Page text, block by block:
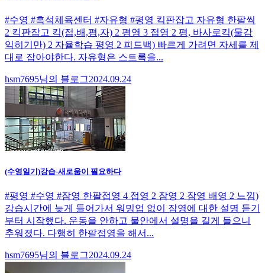
#수영 #흑석체육센터 #자유형 #평영 킥판잡고 자유형 한팔씩
2 킥판잡고 킥(접,배,평,자) 2 평영 3 접영 2 평, 바사로킥(물감
익히기만) 2 자율학습 평영 2 피드백) 빠르게 가려면 자세를 제
대로 잡아야한다. 자유형은 스트록을...
hsm7695님의 블로그2024.09.24
(수영일기)강습-새로움이 필요하다
#평영 #수영 #잠영 한팔접영 4 접영 2 잠영 2 잠영 배영 2 느낌)
강습시간에 늦게 들어가서 워밍업 없이 잠영에 대한 설명 듣기
부터 시작했다. 운동을 안하고 물안에서 설명을 길게 들으니
추워졌다. 다행히 한팔접영을 해서...
hsm7695님의 블로그2024.09.24